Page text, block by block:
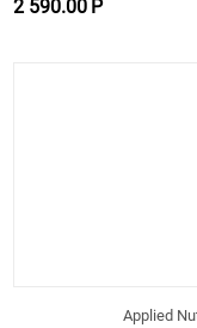
2 590.00 Р
Applied